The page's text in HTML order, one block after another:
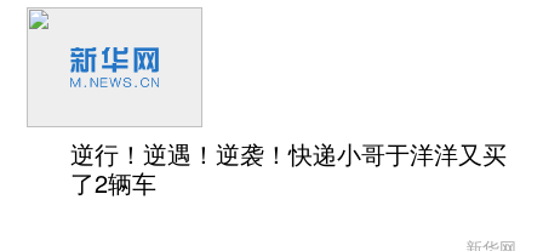
逆行！逆遇！逆袭！快递小哥于洋洋又买
了2辆车